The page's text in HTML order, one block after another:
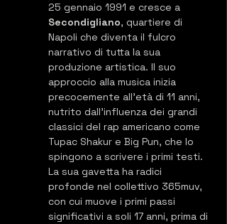
25 gennaio 1991 e cresce a
Secondigliano, quartiere di
Napoli che diventa il fulcro
narrativo di tutta la sua
produzione artistica. Il suo
approccio alla musica inizia
precocemente all'età di 11 anni,
nutrito dall'influenza dei grandi
classici del rap americano come
Tupac Shakur e Big Pun, che lo
spingono a scrivere i primi testi.
La sua gavetta ha radici
profonde nel collettivo 365muv,
con cui muove i primi passi
significativi a soli 17 anni, prima di